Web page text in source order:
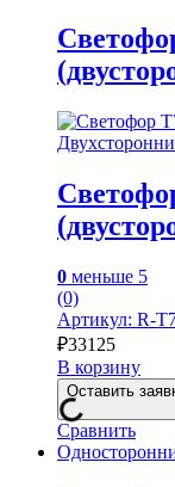
Опции
можно
выбрать
странице
товара.
0 меньше 5
(0)
Артикул: R-
₽33125
В корзину
Оставить
Сравнить